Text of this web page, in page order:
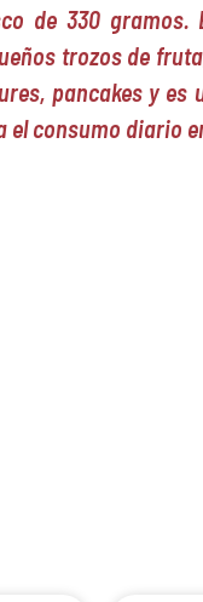
de 330 gramos.
trozos de
pancakes y es
el consumo diario